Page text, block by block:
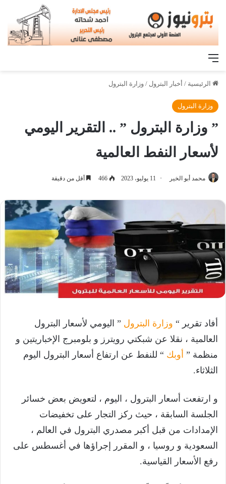
القائمة
الرئيسية / أخبار البترول / وزارة البترول
وزارة البترول
” وزارة البترول ” .. التقرير اليومي
لأسعار النفط العالمية
محمد أبو الخير 11 يوليو، 2023 466 أقل من دقيقة
أفاد تقرير “ وزارة البترول ” اليومي لأسعار البترول
العالمية ، نقلا عن شبكتي رويترز و بلومبرج الإخباريتين و
منظمة ” أوبك “ للنفط عن ارتفاع أسعار البترول اليوم
الثلاثاء.
و ارتفعت أسعار البترول ، اليوم ، لتعويض بعض خسائر
الجلسة السابقة ، حيث ركز التجار على تخفيضات
الإمدادات من قبل أكبر مصدري البترول في العالم ،
السعودية و روسيا ، و المقرر إجراؤها في أغسطس على
رفع الأسعار القياسية.